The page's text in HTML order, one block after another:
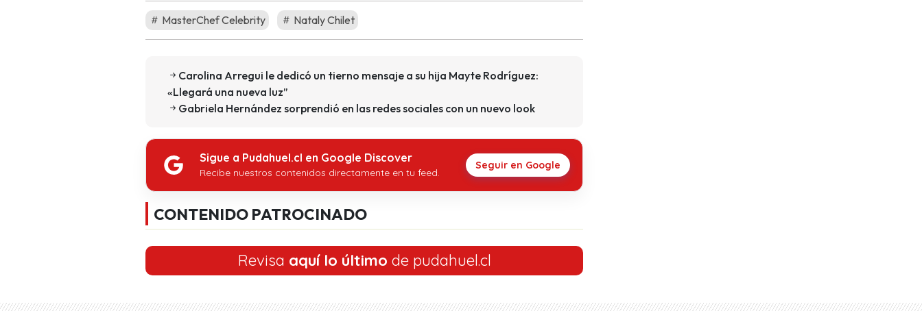
MasterChef Celebrity Nataly Chilet
Carolina Arregui le dedicó un tierno mensaje a su hija Mayte Rodríguez:
«Llegará una nueva luz”
Gabriela Hernández sorprendió en las redes sociales con un nuevo look
Sigue a Pudahuel.cl en Google Discover
Recibe nuestros contenidos directamente en tu feed.
Seguir en Google
CONTENIDO PATROCINADO
Revisa aquí lo último de pudahuel.cl